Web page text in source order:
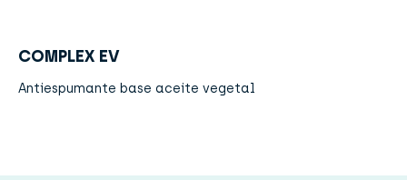
COMPLEX EV
Antiespumante base aceite vegetal